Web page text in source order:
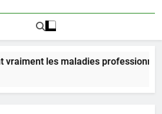
vraiment les maladies